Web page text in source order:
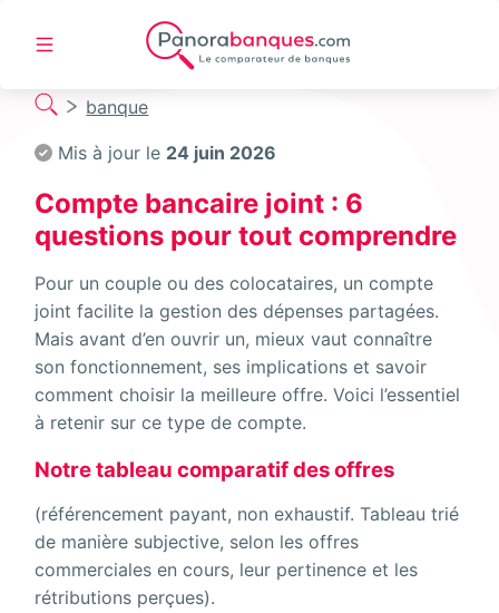
banque
Mis à jour le 24 juin 2026
Compte bancaire joint : 6
questions pour tout comprendre
Pour un couple ou des colocataires, un compte
joint facilite la gestion des dépenses partagées.
Mais avant d’en ouvrir un, mieux vaut connaître
son fonctionnement, ses implications et savoir
comment choisir la meilleure offre. Voici l’essentiel
à retenir sur ce type de compte.
Notre tableau comparatif des offres
(référencement payant, non exhaustif. Tableau trié
de manière subjective, selon les offres
commerciales en cours, leur pertinence et les
rétributions perçues).